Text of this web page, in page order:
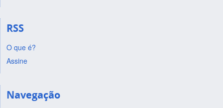
RSS
O que é?
Assine
Navegação